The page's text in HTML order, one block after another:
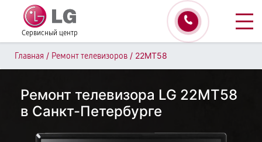
Сервисный центр
Главная / Ремонт телевизоров / 22MT58
Ремонт телевизора LG 22MT58
в Санкт-Петербурге